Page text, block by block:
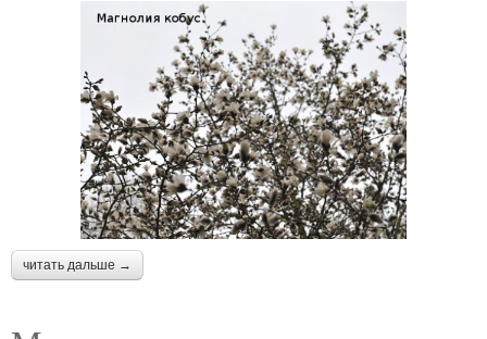
читать дальше →